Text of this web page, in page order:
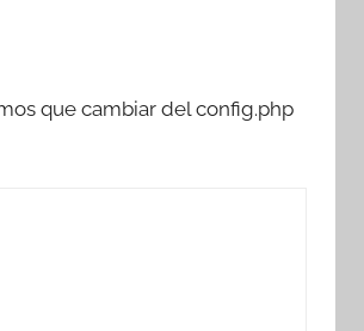
que cambiar del config.php